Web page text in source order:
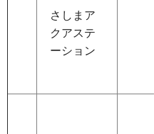
さしまア
クアステ
ーション